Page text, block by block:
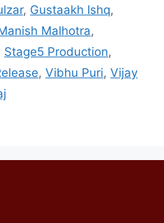
, Gustaakh Ishq,
Malhotra,
Stage5 Production,
, Vibhu Puri, Vijay